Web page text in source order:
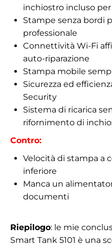
inchiostro incluso
Stampe senza bordi
professionale
Connettività Wi-Fi
auto-riparazione
Stampa mobile
Sicurezza ed
Security
Sistema di ricarica
rifornimento di
Contro:
Velocità di stampa a
inferiore
Manca un
documenti
Riepilogo: le mie
Smart Tank 5101 è una